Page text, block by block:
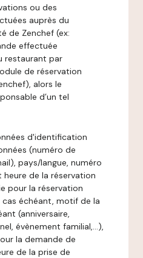
ou des
auprès du
de Zenchef (ex:
effectuée
restaurant par
de réservation
alors le
d’un tel
d'identification
(numéro de
pays/langue, numéro
de la réservation
pour la réservation
échéant, motif de la
(anniversaire,
évènement familial,…),
la demande de
de la prise de